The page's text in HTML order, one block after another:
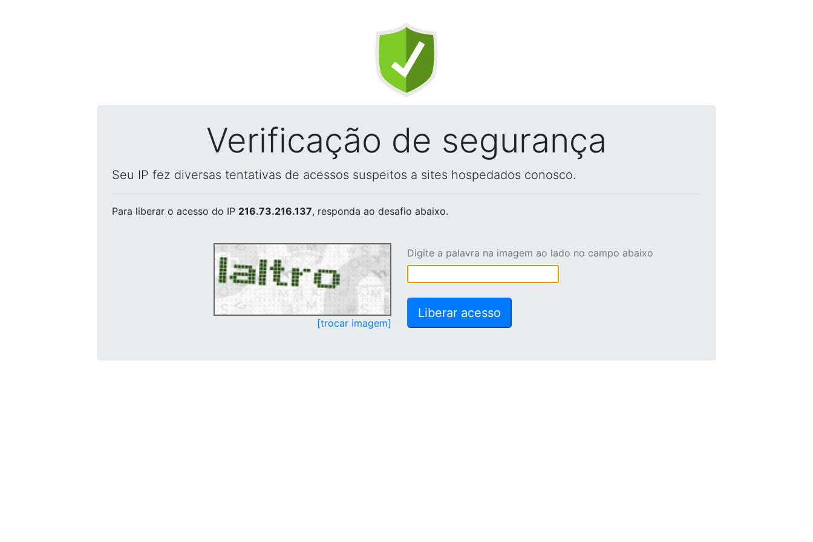
Verificação de segurança
Seu IP fez diversas tentativas de acessos suspeitos a sites hospedados conosco.
Para liberar o acesso do IP 216.73.216.137, responda ao desafio abaixo.
[trocar imagem]
Digite a palavra na imagem ao lado no campo abaixo